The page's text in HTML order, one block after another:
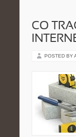
CO
POSTED BY